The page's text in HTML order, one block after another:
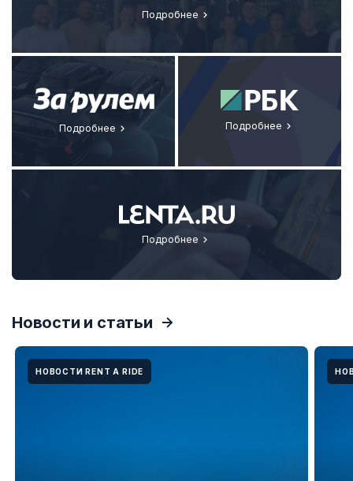
Подробнее
Подробнее Подробнее
Подробнее
Новости и статьи
НОВОСТИ RENT A RIDE